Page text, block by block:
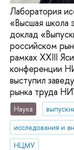
Лаборатория
«Высшая школа
доклад
российском
рамках XXIII
конференции
выступил
рынка труда
Наука
исследования и
НЦМУ